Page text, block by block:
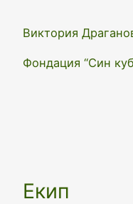
Виктория
Фондация “Син
Eкип